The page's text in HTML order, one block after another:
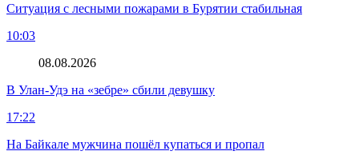
Ситуация с лесными пожарами в Бурятии стабильная
10:03
08.08.2026
В Улан-Удэ на «зебре» сбили девушку
17:22
На Байкале мужчина пошёл купаться и пропал